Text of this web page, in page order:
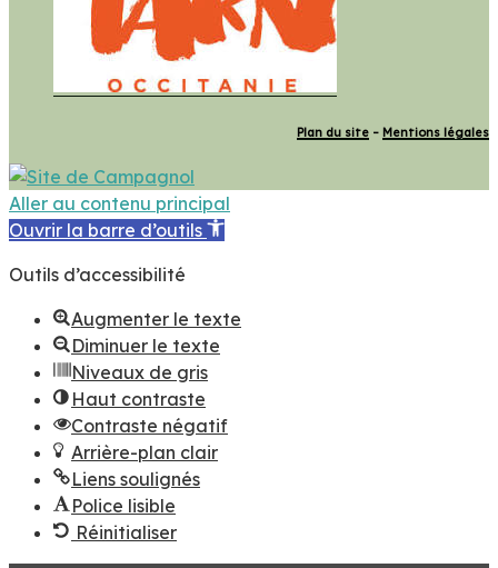
Plan du site – Mentions légales
Aller au contenu principal
Ouvrir la barre d’outils
Outils d’accessibilité
Augmenter le texte
Diminuer le texte
Niveaux de gris
Haut contraste
Contraste négatif
Arrière-plan clair
Liens soulignés
Police lisible
Réinitialiser